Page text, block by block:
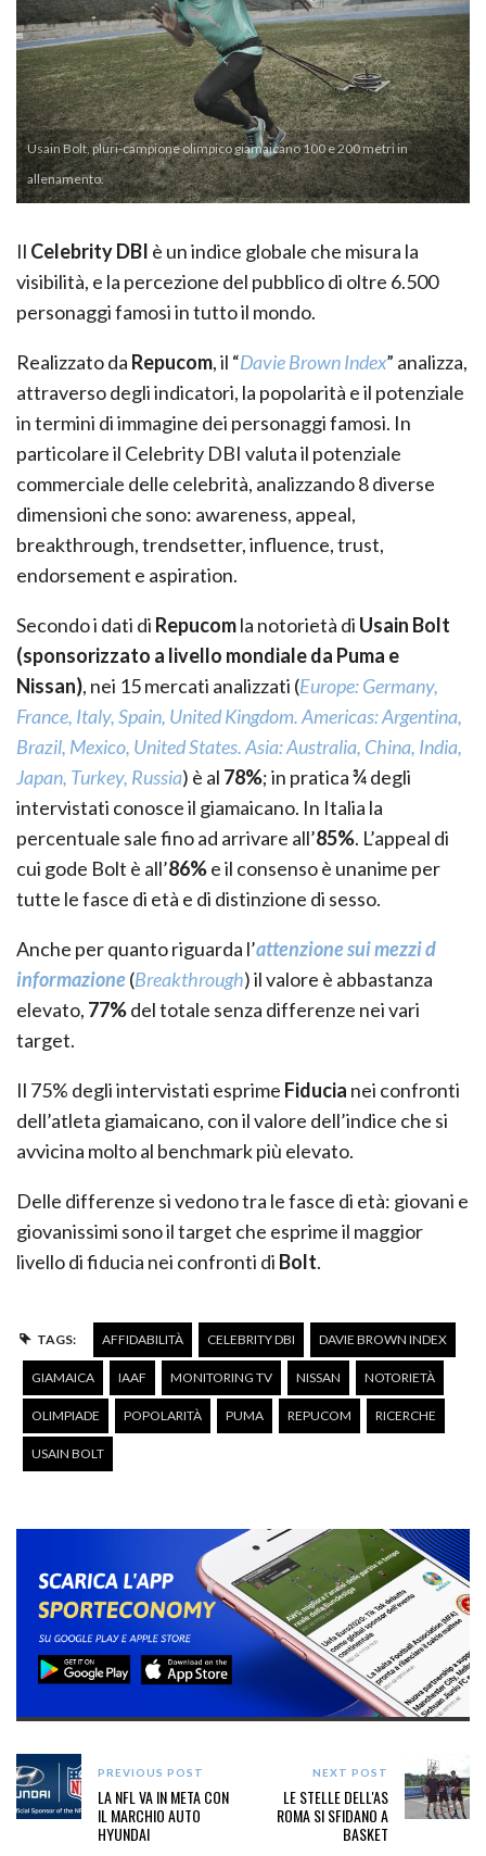
Usain Bolt, pluri-campione olimpico giamaicano 100 e 200 metri in
allenamento.
Il Celebrity DBI è un indice globale che misura la
visibilità, e la percezione del pubblico di oltre 6.500
personaggi famosi in tutto il mondo.
Realizzato da Repucom, il “Davie Brown Index” analizza,
attraverso degli indicatori, la popolarità e il potenziale
in termini di immagine dei personaggi famosi. In
particolare il Celebrity DBI valuta il potenziale
commerciale delle celebrità, analizzando 8 diverse
dimensioni che sono: awareness, appeal,
breakthrough, trendsetter, influence, trust,
endorsement e aspiration.
Secondo i dati di Repucomla notorietà di Usain Bolt
(sponsorizzato a livello mondiale da Puma e
Nissan), nei 15 mercati analizzati (Europe: Germany,
France, Italy, Spain, United Kingdom. Americas: Argentina,
Brazil, Mexico, United States. Asia: Australia, China, India,
Japan, Turkey, Russia) è al 78%; in pratica¾degli
intervistati conosce il giamaicano. In Italia la
percentuale sale fino ad arrivare all’85%. L’appeal di
cui gode Bolt è all’86%e il consenso è unanime per
tutte le fasce di età e di distinzione di sesso.
Anche per quanto riguarda l’attenzione sui mezzi d
informazione(Breakthrough) il valore è abbastanza
elevato, 77%del totale senza differenze nei vari
target.
Il 75% degli intervistati esprime Fiducia nei confronti
dell’atleta giamaicano, con il valore dell’indice che si
avvicina molto al benchmark più elevato.
Delle differenze si vedono tra le fasce di età: giovani e
giovanissimi sono il target che esprime il maggior
livello di fiducia nei confronti di Bolt.
TAGS: AFFIDABILITÀ CELEBRITY DBI DAVIE BROWN INDEX
GIAMAICA IAAF MONITORING TV NISSAN NOTORIETÀ
OLIMPIADE POPOLARITÀ PUMA REPUCOM RICERCHE
USAIN BOLT
PREVIOUS POST
LA NFL VA IN META CON
IL MARCHIO AUTO
HYUNDAI
NEXT POST
LE STELLE DELL'AS
ROMA SI SFIDANO A
BASKET